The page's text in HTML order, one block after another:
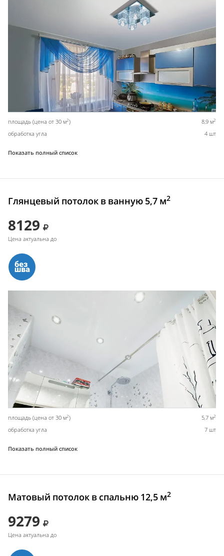
площадь (цена от 30 м2) 8,9 м2
обработка угла 4 шт
Показать полный список
Глянцевый потолок в ванную 5,7 м2
8129
Цена актуальна до
площадь (цена от 30 м2) 5,7 м2
обработка угла 7 шт
Показать полный список
Матовый потолок в спальню 12,5 м2
9279
Цена актуальна до